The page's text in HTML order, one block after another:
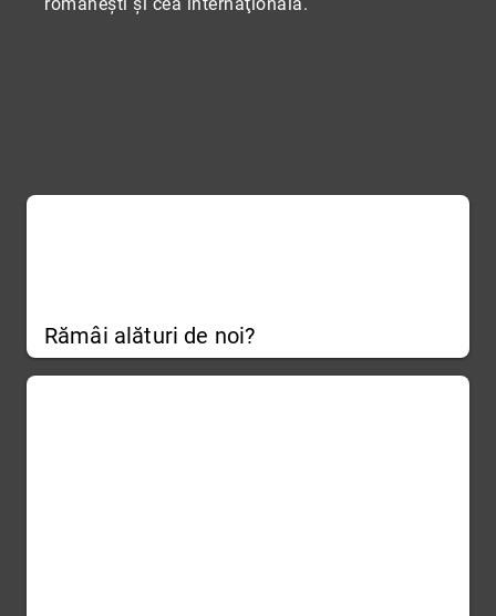
româneşti şi cea internaţională.
Rămâi alături de noi?